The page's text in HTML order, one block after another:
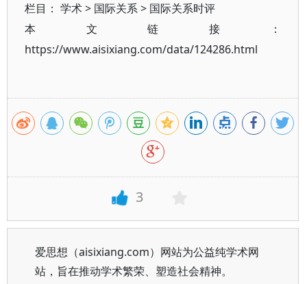
栏目： 学术> 国际关系> 国际关系时评
本文链接：
https://www.aisixiang.com/data/124286.html
3
爱思想（aisixiang.com）网站为公益纯学术网
站，旨在推动学术繁荣、塑造社会精神。